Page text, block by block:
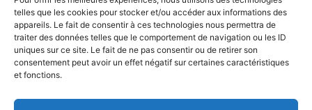
telles que les cookies pour stocker et/ou accéder aux informations des
appareils. Le fait de consentir à ces technologies nous permettra de
traiter des données telles que le comportement de navigation ou les ID
uniques sur ce site. Le fait de ne pas consentir ou de retirer son
consentement peut avoir un effet négatif sur certaines caractéristiques
et fonctions.
PRÉCÉDENT SUIVANT